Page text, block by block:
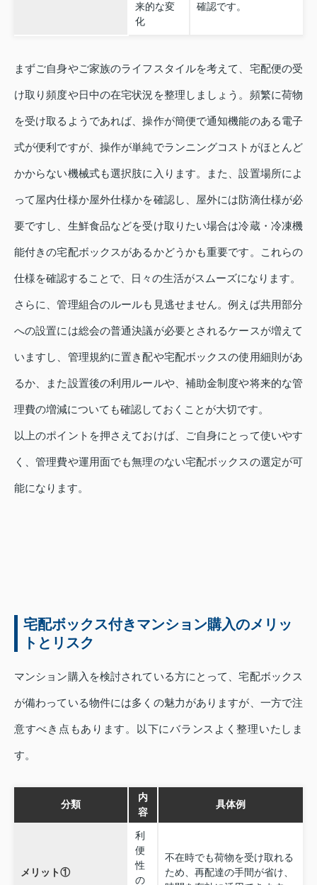
来的な変
化
確認です。
まずご自身やご家族のライフスタイルを考えて、宅配便の受
け取り頻度や日中の在宅状況を整理しましょう。頻繁に荷物
を受け取るようであれば、操作が簡便で通知機能のある電子
式が便利ですが、操作が単純でランニングコストがほとんど
かからない機械式も選択肢に入ります。また、設置場所によ
って屋内仕様か屋外仕様かを確認し、屋外には防滴仕様が必
要ですし、生鮮食品などを受け取りたい場合は冷蔵・冷凍機
能付きの宅配ボックスがあるかどうかも重要です。これらの
仕様を確認することで、日々の生活がスムーズになります。
さらに、管理組合のルールも見逃せません。例えば共用部分
への設置には総会の普通決議が必要とされるケースが増えて
いますし、管理規約に置き配や宅配ボックスの使用細則があ
るか、また設置後の利用ルールや、補助金制度や将来的な管
理費の増減についても確認しておくことが大切です。
以上のポイントを押さえておけば、ご自身にとって使いやす
く、管理費や運用面でも無理のない宅配ボックスの選定が可
能になります。
宅配ボックス付きマンション購入のメリッ
トとリスク
マンション購入を検討されている方にとって、宅配ボックス
が備わっている物件には多くの魅力がありますが、一方で注
意すべき点もあります。以下にバランスよく整理いたしま
す。
分類
内
容
具体例
メリット①
利
便
性
の
不在時でも荷物を受け取れる
ため、再配達の手間が省け、